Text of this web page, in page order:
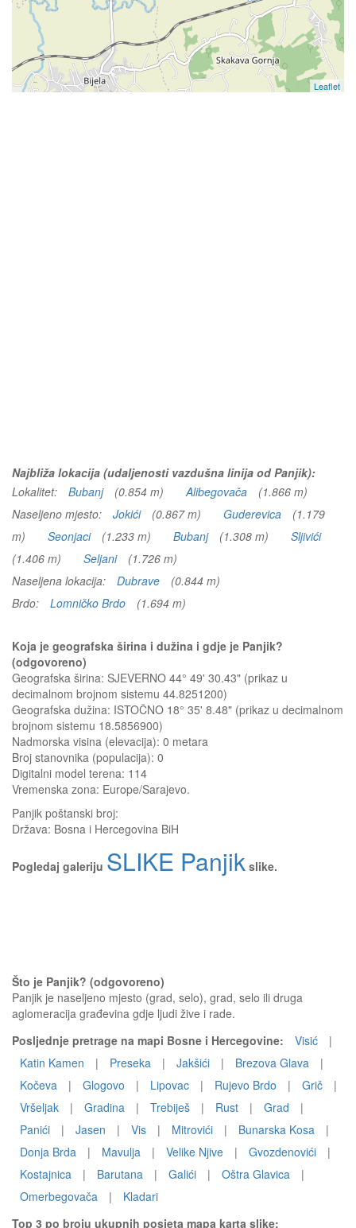
Leaflet
Najbliža lokacija (udaljenosti vazdušna linija od Panjik):
Lokalitet:
Bubanj (0.854 m) Alibegovača
(1.866 m)
Naseljeno mjesto:
Jokići (0.867 m) Guderevica
(1.179
m)
Seonjaci (1.233 m) Bubanj (1.308 m)
Sljivići
(1.406 m)
Seljani
(1.726 m)
Naseljena lokacija:
Dubrave
(0.844 m)
Brdo:
Lomničko Brdo (1.694 m)
Koja je geografska širina i dužina i gdje je Panjik?
(odgovoreno)
Geografska širina: SJEVERNO 44° 49' 30.43" (prikaz u
decimalnom brojnom sistemu 44.8251200)
Geografska dužina: ISTOČNO 18° 35' 8.48" (prikaz u decimalnom
brojnom sistemu 18.5856900)
Nadmorska visina (elevacija): 0 metara
Broj stanovnika (populacija): 0
Digitalni model terena: 114
Vremenska zona: Europe/Sarajevo.
Panjik poštanski broj:
Država: Bosna i Hercegovina BiH
Pogledaj galeriju SLIKE Panjik slike.
Što je Panjik? (odgovoreno)
Panjik je naseljeno mjesto (grad, selo), grad, selo ili druga
aglomeracija građevina gdje ljudi žive i rade.
Posljednje pretrage na mapi Bosne i Hercegovine:
Visić
|
Katin Kamen
| Preseka | Jakšići | Brezova Glava
|
Kočeva
| Glogovo | Lipovac | Rujevo Brdo | Grič
|
Vršeljak
| Gradina | Trebiješ | Rust | Grad
|
Panići
| Jasen | Vis | Mitrovići | Bunarska Kosa
|
Donja Brda
| Mavulja | Velike Njive | Gvozdenovići
|
Kostajnica
| Barutana | Galići | Oštra Glavica
|
Omerbegovača
|
Kladari
Top 3 po broju ukupnih posjeta mapa karta slike: